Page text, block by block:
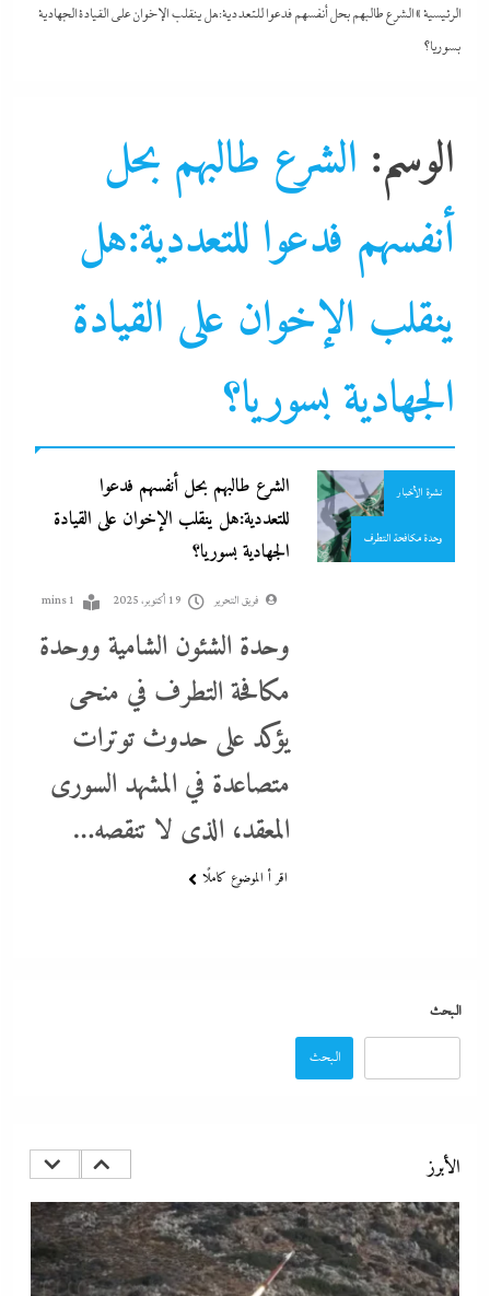
الرئيسية»الشرع طالبهم بحل أنفسهم فدعوا للتعددية:هل ينقلب الإخوان على القيادة الجهادية
بسوريا؟
الوسم: الشرع طالبهم بحل
أنفسهم فدعوا للتعددية:هل
ينقلب الإخوان على القيادة
الجهادية بسوريا؟
الشرق الأوسط
سوشيال ميديا
عرب و عالم
نشرة الأخبار
وحدة مكافحة التطرف
الشرع طالبهم بحل أنفسهم فدعوا
للتعددية:هل ينقلب الإخوان على القيادة
الجهادية بسوريا؟
فريق التحرير 19 أكتوبر، 2025 1 mins
وحدة الشئون الشامية ووحدة
مكافحة التطرف في منحى
يؤكد على حدوث توترات
متصاعدة في المشهد السورى
المعقد، الذى لا تنقصه…
اقر أ الموضوع كاملًا
البحث
البحث
الأبرز
اتهامات مخابراتية غربية: إيران تعرض “صفقة مضيق” على الصين وروسيا
لتوريطهما مباشرة في صراع هرمز بترقب أمريكي إسرائيلى
مصر تتجه لإسناد تطوير “الجفيرة” بالساحل الشمالي لمستثمر إماراتي بقيمة